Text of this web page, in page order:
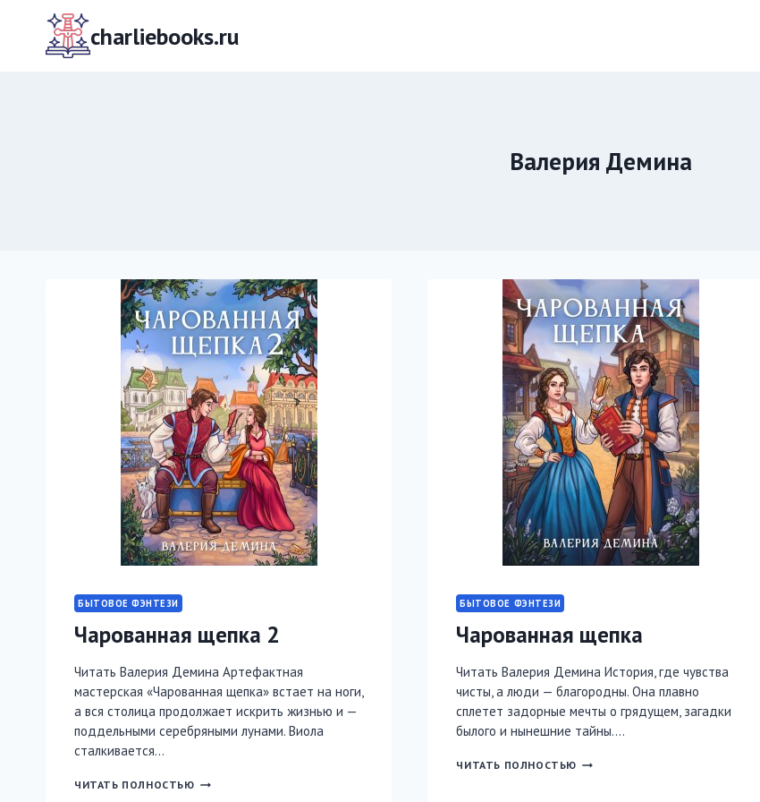
содержимому charliebooks.ru
Валерия Демина
БЫТОВОЕ ФЭНТЕЗИ
Чарованная щепка 2
Читать Валерия Демина Артефактная
мастерская «Чарованная щепка» встает на ноги,
а вся столица продолжает искрить жизнью и —
поддельными серебряными лунами. Виола
сталкивается…
ЧИТАТЬ ПОЛНОСТЬЮ ЧАРОВАННАЯ
БЫТОВОЕ ФЭНТЕЗИ
Чарованная щепка
Читать Валерия Демина История, где чувства
чисты, а люди — благородны. Она плавно
сплетет задорные мечты о грядущем, загадки
былого и нынешние тайны….
ЧИТАТЬ ПОЛНОСТЬЮ ЧАРОВАННАЯ